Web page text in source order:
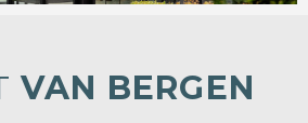
VAN BERGEN